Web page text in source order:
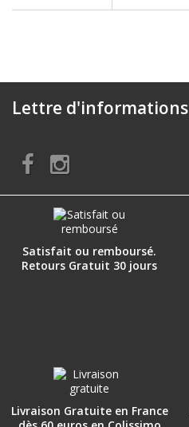
Lettre d'informations
Satisfait ou remboursé.
Retours Gratuit 30 jours
Livraison Gratuite en France